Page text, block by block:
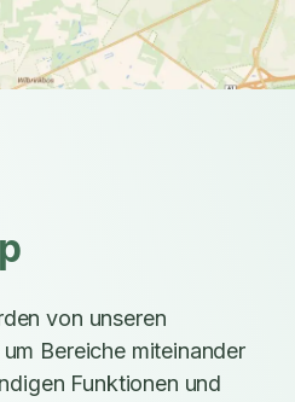
von unseren
Bereiche miteinander
Funktionen und